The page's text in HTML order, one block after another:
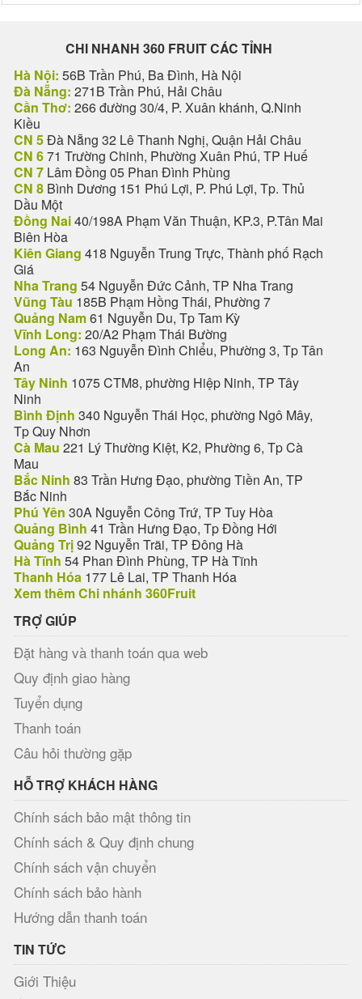
CHI NHANH 360 FRUIT CÁC TỈNH
Hà Nội: 56B Trần Phú, Ba Đình, Hà Nội
Đà Nẵng: 271B Trần Phú, Hải Châu
Cần Thơ: 266 đường 30/4, P. Xuân khánh, Q.Ninh
Kiều
CN 5Đà Nẵng 32 Lê Thanh Nghị, Quận Hải Châu
CN 671 Trường Chinh, Phường Xuân Phú, TP Huế
CN 7 Lâm Đồng 05 Phan Đình Phùng
CN 8 Bình Dương 151 Phú Lợi, P. Phú Lợi, Tp. Thủ
Dầu Một
Đồng Nai40/198A Phạm Văn Thuận, KP.3, P.Tân Mai
Biên Hòa
Kiên Giang 418 Nguyễn Trung Trực, Thành phố Rạch
Giá
Nha Trang 54 Nguyễn Đức Cảnh, TP Nha Trang
Vũng Tàu 185B Phạm Hồng Thái, Phường 7
Quảng Nam61 Nguyễn Du, Tp Tam Kỳ
Vĩnh Long: 20/A2 Phạm Thái Bường
Long An: 163 Nguyễn Đình Chiểu, Phường 3, Tp Tân
An
Tây Ninh 1075 CTM8, phường Hiệp Ninh, TP Tây
Ninh
Bình Định 340 Nguyễn Thái Học, phường Ngô Mây,
Tp Quy Nhơn
Cà Mau 221 Lý Thường Kiệt, K2, Phường 6, Tp Cà
Mau
Bắc Ninh 83 Trần Hưng Đạo, phường Tiền An, TP
Bắc Ninh
Phú Yên 30A Nguyễn Công Trứ, TP Tuy Hòa
Quảng Bình 41 Trần Hưng Đạo, Tp Đồng Hới
Quảng Trị92 Nguyễn Trãi, TP Đông Hà
Hà Tĩnh 54 Phan Đình Phùng, TP Hà Tĩnh
Thanh Hóa 177 Lê Lai, TP Thanh Hóa
Xem thêm Chi nhánh 360Fruit
TRỢ GIÚP
Đặt hàng và thanh toán qua web
Quy định giao hàng
Tuyển dụng
Thanh toán
Câu hỏi thường gặp
HỖ TRỢ KHÁCH HÀNG
Chính sách bảo mật thông tin
Chính sách & Quy định chung
Chính sách vận chuyển
Chính sách bảo hành
Hướng dẫn thanh toán
TIN TỨC
Giới Thiệu